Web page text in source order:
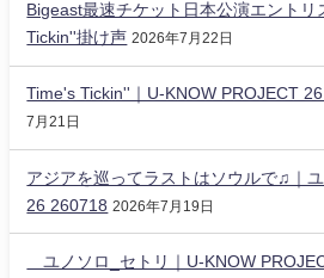
Bigeast最速チケット日本公演エントリ
Tickin''掛け声 2026年7月22日
Time's Tickin''｜U-KNOW PROJECT
7月21日
アジアを巡ってラストはソウルで♫｜
26 260718 2026年7月19日
ユノソロ_セトリ｜U-KNOW